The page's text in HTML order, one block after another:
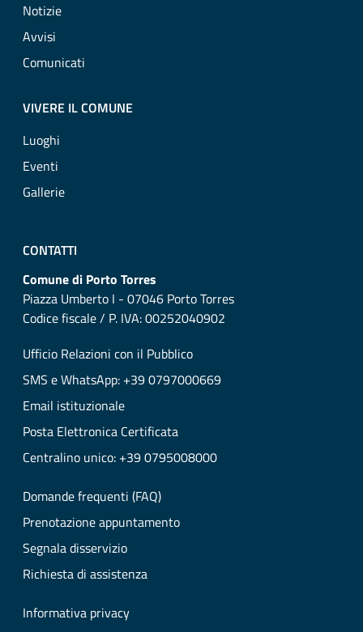
Notizie
Avvisi
Comunicati
VIVERE IL COMUNE
Luoghi
Eventi
Gallerie
CONTATTI
Comune di Porto Torres
Piazza Umberto I - 07046 Porto Torres
Codice fiscale / P. IVA: 00252040902
Ufficio Relazioni con il Pubblico
SMS e WhatsApp: +39 0797000669
Email istituzionale
Posta Elettronica Certificata
Centralino unico: +39 0795008000
Domande frequenti (FAQ)
Prenotazione appuntamento
Segnala disservizio
Richiesta di assistenza
Informativa privacy